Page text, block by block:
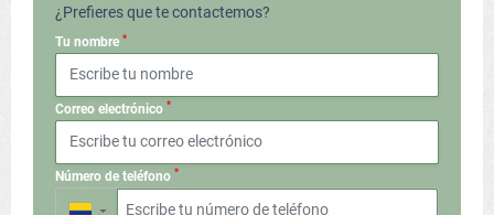
¿Prefieres que te contactemos?
Tu nombre *
Correo electrónico *
Número de teléfono *
▼